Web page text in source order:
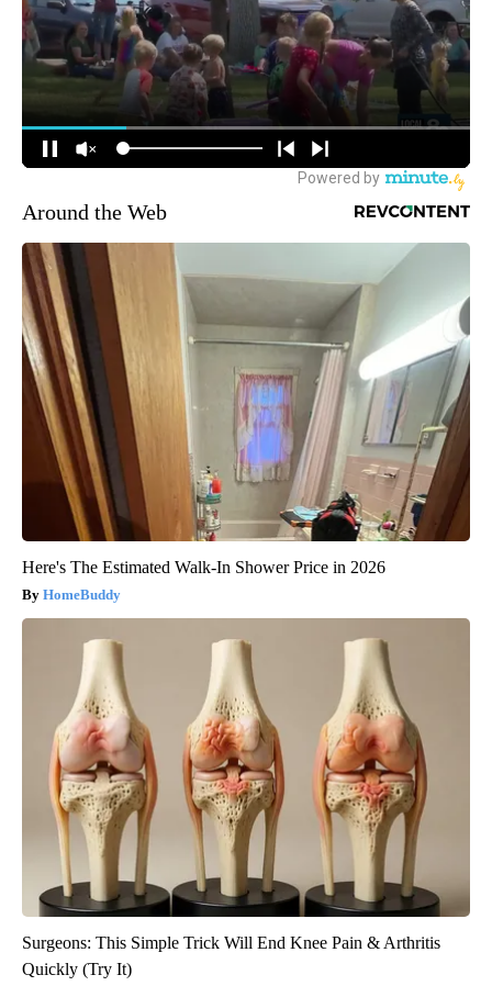
Around the Web
Here's The Estimated Walk-In Shower Price in 2026
HomeBuddy
Surgeons: This Simple Trick Will End Knee Pain & Arthritis
Quickly (Try It)